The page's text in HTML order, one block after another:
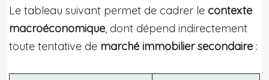
Le tableau suivant permet de cadrer le contexte
macroéconomique, dont dépend indirectement
toute tentative de marché immobilier secondaire :